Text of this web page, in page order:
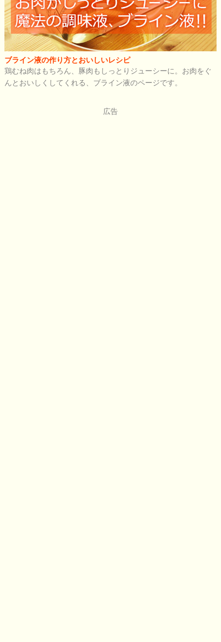
ブライン液の作り方とおいしいレシピ
鶏むね肉はもちろん、豚肉もしっとりジューシーに。お肉をぐ
んとおいしくしてくれる、ブライン液のページです。
広告